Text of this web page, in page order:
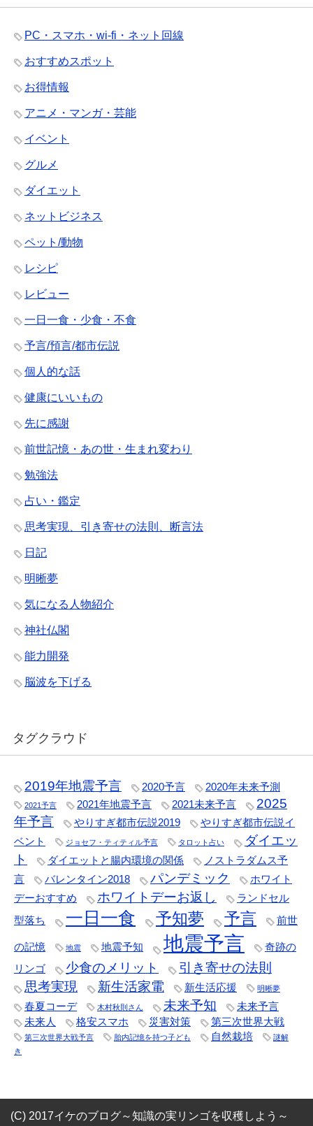
PC・スマホ・wi-fi・ネット回線
おすすめスポット
お得情報
アニメ・マンガ・芸能
イベント
グルメ
ダイエット
ネットビジネス
ペット/動物
レシピ
レビュー
一日一食・少食・不食
予言/預言/都市伝説
個人的な話
健康にいいもの
先に感謝
前世記憶・あの世・生まれ変わり
勉強法
占い・鑑定
思考実現、引き寄せの法則、断言法
日記
明晰夢
気になる人物紹介
神社仏閣
能力開発
脳波を下げる
タグクラウド
2019年地震予言 2020予言 2020年未来予測
2021予言 2021年地震予言 2021未来予言
2025
年予言
やりすぎ都市伝説2019
やりすぎ都市伝説イ
ベント
ジョセフ・ティティル予言 タロット占い
ダイエッ
ト
ダイエットと腸内環境の関係
ノストラダムス予
言
バレンタイン2018 パンデミック
ホワイト
デーおすすめ
ホワイトデーお返し
ランドセル
型落ち
一日一食 予知夢 予言 前世
の記憶 地震 地震予知 地震予言
奇跡の
リンゴ
少食のメリット
引き寄せの法則
思考実現
新生活家電 新生活応援 明晰夢
春夏コーデ 木村秋則さん 未来予知
未来予言
未来人
格安スマホ 災害対策 第三次世界大戦
第三次世界大戦予言 胎内記憶を持つ子ども 自然栽培
謎解
き
(C) 2017イケのブログ～知識の実リンゴを収穫しよう～